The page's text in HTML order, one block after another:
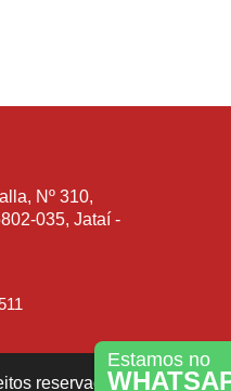
Estamos no
Nº 310,
035, Jataí -
reservados